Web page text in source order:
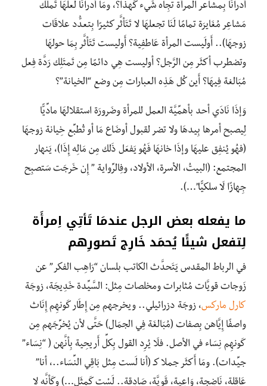
أدرانَا بِمشاعر المرأة تجِاه شَيء كَهذا؟، ومَا أدرانَا لَعلَّهَا تَملُك
مَشاعِر مُغَايرَة تمامًا لَنَا تجعلهَا لا تَتَأثَّر كثيرًا بِتعدُّد علاقَات
زوجهَا).. أَولَيست المرأة عَاطفِية؟ أَوليست تَتَأثَّر بِمَا حولهَا
وتضطرب أكثَر مِن الرَّجل؟ أوليست هِي دائمًا مِن تَمتَلِك رَدَّة فِعل
مُبَالغة فِيهَا؟ أَين كُل هَذِه العبارات مِن وضع “الخيانة”؟
وَإذَا نَادَي أحد بأهمِّيَّة العمل للمرأة وضَرورَة استقلالهَا مادِّيًّا
لِيصبح أمرها بِيدهَا ولا تضر لقبول أوضَاع مَا أو تُطبِّع خِيانة زوجهَا
(فهُو يُنفِق عليهَا وإذَا خانهَا فَهُو يَفعَل ذَلِك مِن مَالِه إِذَا)، يَنهار
المجتمع: (البيتُ، الأسرة، الأولاد، وفِالرِّواية ” إِن خَرجَت سَتصبِح
جِهازًا لَا سلكيًّا”…).
ما يفعله بعض الرجل عندمَا تَأتِي اِمرأَة
لِتفعل شيئًا يُحمَد خَارِج تَصورِهم
في الرباط المقدس يَتَحدَّث الكاتب بلسان “رَاهِب الفكر” عن
زَوجات قويَّات مُثابرات ومخلصات مِثل: السَّيِّدة خَدِيجَة، زوجَة
كارل ماركس، زوجَة دزرائيلي.. ويخرجهم مِن إِطَار كَونهِم إِنَاث
واصفًا إِيَّاهن بِصفات (مُبَالغَة فِي الجمَال) حَتَّى لأن يُخرِّجَهم مِن
كَونهِم نِسَاء في الأصل. فلَا يُرِد القول بِكلِّ أَريحِية بِأنَّهن ( “نِسَاء”
جيِّدات). ومَا أَكثَر جملا كـ (أنا لَست مِثل بَاقِي النِّسَاء..، أنا”
عَاقِلة، نَاضِجة، وَاعِية، قَويَّة، صَادِقة.. لَسْت كَمثَل…) وكَأنَّه لا